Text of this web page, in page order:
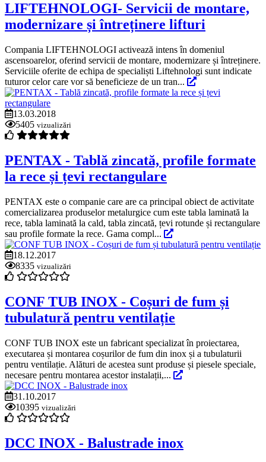
LIFTEHNOLOGI- Servicii de montare,
modernizare și întreținere lifturi
Compania LIFTEHNOLOGI activează intens în domeniul
ascensoarelor, oferind servicii de montare, modernizare și întreținere.
Serviciile oferite de echipa de specialiști Liftehnologi sunt indicate
tuturor celor care vor să beneficieze de un tran...
13.03.2018
5405 vizualizări
PENTAX - Tablă zincată, profile formate
la rece și țevi rectangulare
PENTAX este o companie care are ca principal obiect de activitate
comercializarea produselor metalurgice cum este tabla laminată la
rece, tabla laminată la cald, tabla zincată, țevi rotunde și rectangulare
sau profile formate la rece. Gama compl...
18.12.2017
8335 vizualizări
CONF TUB INOX - Coșuri de fum și
tubulatură pentru ventilație
CONF TUB INOX este un fabricant specializat în proiectarea,
executarea și montarea coșurilor de fum din inox și a tubulaturii
pentru ventilație. Alături de acestea sunt produse și piesele speciale,
necesare pentru montarea acestor instalații,...
31.10.2017
10395 vizualizări
DCC INOX - Balustrade inox